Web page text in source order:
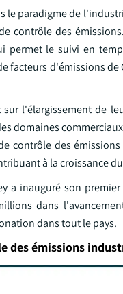
le paradigme de
contrôle des
permet le suivi en
facteurs d'émissions
l'élargissement de
domaines
contrôle des
à la croissance
a inauguré son
dans
dans tout le pays.
des émissions